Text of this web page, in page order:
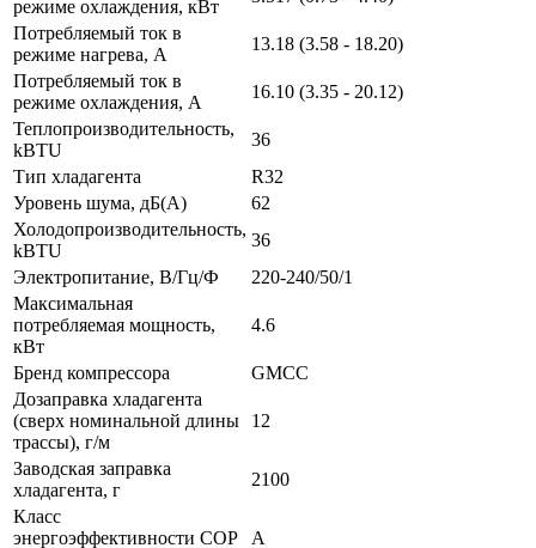
режиме охлаждения, кВт
Потребляемый ток в
режиме нагрева, A
13.18 (3.58 - 18.20)
Потребляемый ток в
режиме охлаждения, A
16.10 (3.35 - 20.12)
Теплопроизводительность,
kBTU
36
Тип хладагента
R32
Уровень шума, дБ(А)
62
Холодопроизводительность,
kBTU
36
Электропитание, В/Гц/Ф
220-240/50/1
Максимальная
потребляемая мощность,
кВт
4.6
Бренд компрессора
GMCC
Дозаправка хладагента
(сверх номинальной длины
трассы), г/м
12
Заводская заправка
хладагента, г
2100
Класс
энергоэффективности COP
A